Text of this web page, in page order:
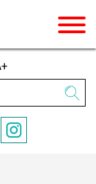
+
Instagram